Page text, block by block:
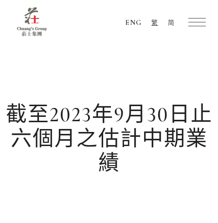
ENG 繁 简
截至2023年9月30日止
六個月之估計中期業
績